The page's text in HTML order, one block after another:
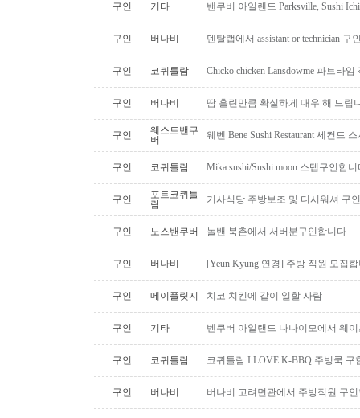
구인 기타 밴쿠버 아일랜드 Parksville, Sushi
구인 버나비 덴탈랩에서 assistant or technician 구
구인 코퀴틀람 Chicko chicken Lansdowme 파트타
구인 버나비 땀 흘린만큼 확실하게 대우 해 드립
구인
웨스트밴쿠
버
웨벤 Bene Sushi Restaurant 세컨드
구인 코퀴틀람 Mika sushi/Sushi moon 스텝구인합
구인
포트코퀴틀
람
기사식당 주방보조 및 디시워셔 구
구인 노스밴쿠버 놀밴 북촌에서 서버분구인합니다
구인 버나비 [Yeun Kyung 연경] 주방 직원 모집
구인 메이플릿지 치코 치킨에 같이 일할 사람
구인 기타 벤쿠버 아일랜드 나나이모에서 웨
구인 코퀴틀람 코퀴틀람 I LOVE K-BBQ 주빙쿡 구
구인 버나비 버나비 고려면관에서 주방직원 구